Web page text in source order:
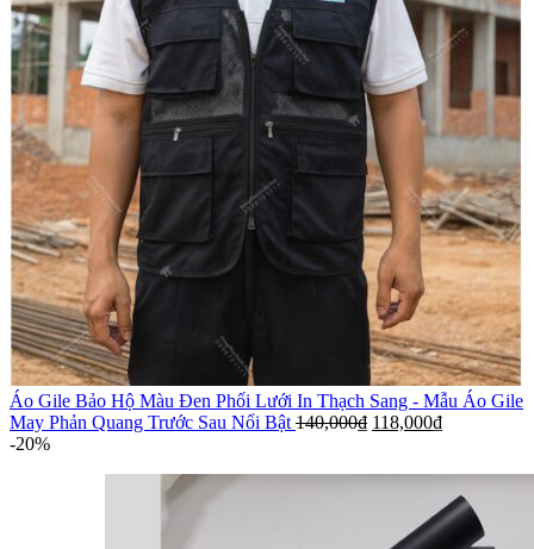
Áo Gile Bảo Hộ Màu Đen Phối Lưới In Thạch Sang - Mẫu Áo Gile
May Phản Quang Trước Sau Nổi Bật 140,000₫ 118,000₫
-20%